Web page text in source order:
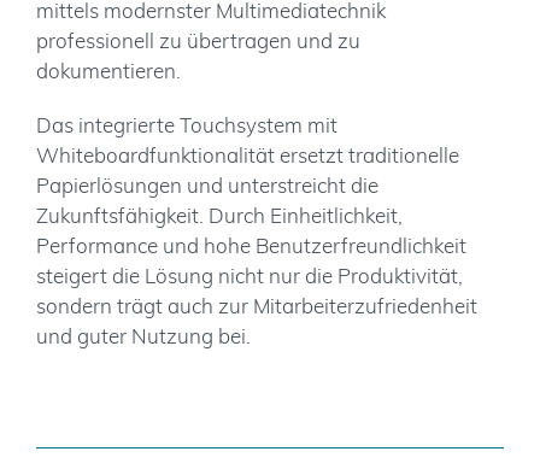
mittels modernster Multimediatechnik
professionell zu übertragen und zu
dokumentieren.
Das integrierte Touchsystem mit
Whiteboardfunktionalität ersetzt traditionelle
Papierlösungen und unterstreicht die
Zukunftsfähigkeit. Durch Einheitlichkeit,
Performance und hohe Benutzerfreundlichkeit
steigert die Lösung nicht nur die Produktivität,
sondern trägt auch zur Mitarbeiterzufriedenheit
und guter Nutzung bei.